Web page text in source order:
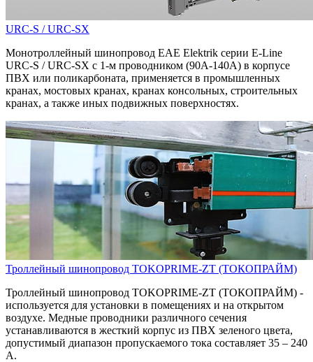
URC-S / URC-SX
Монотроллейный шинопровод EAE Elektrik серии E-Line
URC-S / URC-SX с 1-м проводником (90A-140A) в корпусе
ПВХ или поликарбоната, применяется в промышленных
кранах, мостовых кранах, кранах консольных, строительных
кранах, а также иных подвижных поверхностях.
Троллейный шинопровод TOKOPRIME-ZT (ТОКОПРАЙМ)
Троллейный шинопровод TOKOPRIME-ZT (ТОКОПРАЙМ) -
используется для установки в помещениях и на открытом
воздухе. Медные проводники различного сечения
устанавливаются в жесткий корпус из ПВХ зеленого цвета,
допустимый диапазон пропускаемого тока составляет 35 – 240
A.